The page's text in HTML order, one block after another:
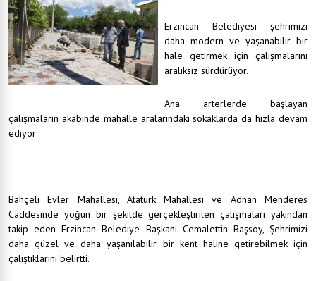
Erzincan Belediyesi şehrimizi
daha modern ve yaşanabilir bir
hale getirmek için çalışmalarını
aralıksız sürdürüyor.
Ana arterlerde başlayan
çalışmaların akabinde mahalle aralarındaki sokaklarda da hızla devam
ediyor
Bahçeli Evler Mahallesi, Atatürk Mahallesi ve Adnan Menderes
Caddesinde yoğun bir şekilde gerçekleştirilen çalışmaları yakından
takip eden Erzincan Belediye Başkanı Cemalettin Başsoy, Şehrimizi
daha güzel ve daha yaşanılabilir bir kent haline getirebilmek için
çalıştıklarını belirtti.